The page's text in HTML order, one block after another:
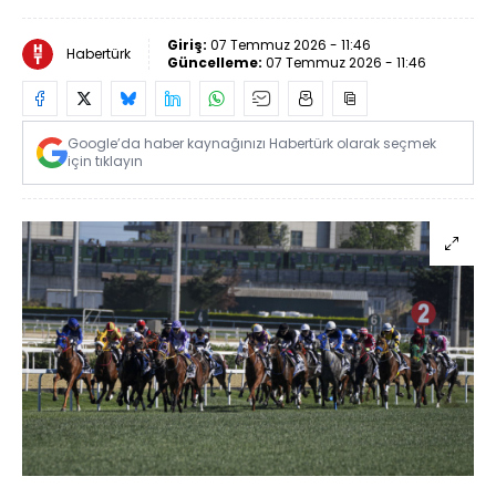
Habertürk Giriş: 07 Temmuz 2026 - 11:46
Güncelleme: 07 Temmuz 2026 - 11:46
Google’da haber kaynağınızı Habertürk olarak seçmek
için tıklayın